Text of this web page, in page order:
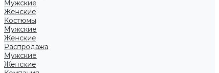
Мужские
Женские
Костюмы
Мужские
Женские
Распродажа
Мужские
Женские